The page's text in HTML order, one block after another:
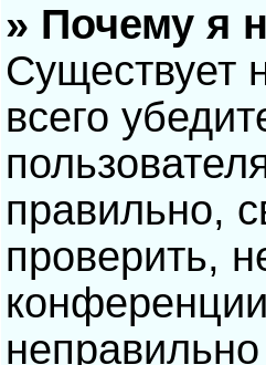
» Почему я
Существует
всего
правильно,
проверить,